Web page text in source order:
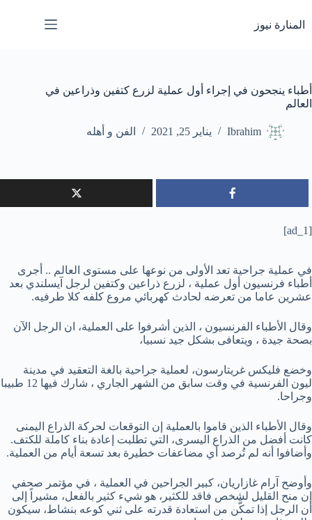
إلى
المحتوى
المنارة نيوز
أطباء ينجحون في إجراء أول عملية لزرع كتفين وذراعين في
العالم
Ibrahim يناير 25, 2021 الفن و أهله
[ad_1]
في عملية جراحية تعد الأولى من نوعها على مستوى العالم .. أجرى
أطباء فرنسيون أول عملية ، لزرع ذراعين وكتفين لرجل آيسلندي بعد
عشرين عاما من تعرضه لحادث كهربائي مروع كلفه كلا طرفيه.
وقال الأطباء الفرنسيون ، الذين أشرفوا على العملية، ان الرجل الآن
بصحة جيدة ، ويتعافى بشكل جيد نسبيا،
وخضع فليكس غريتارسون، لعملية جراحية بالغة التعقيد في مدينة
ليون الفرنسية في وقت سابق من الشهر الجاري ، شارك فيها 12 طبيبا
وجراحا.
وقال الأطباء الذين قاموا بالعملية إن التوقعات لحركة الذراع اليمنى
كانت أفضل من الذراع اليسرى، التي تطلبت إعادة بناء كاملة للكتف.
وأضافوا أنه لم تُرصد أي مضاعفات خطيرة بعد تسعة أيام من العملية.
وأوضح آرام غازاريان، كبير الجراحين في العملية ، في مؤتمر صحفي
إن منح القليل لشخص فاقد للكثير، هو شيء كثير بالفعل، مشيراً إلى
أن الرجل إذا تمكَّن من استعادة قدرته على ثني كوعه بنشاط، سيكون